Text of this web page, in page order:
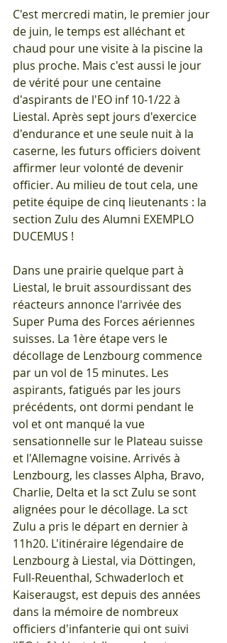
C'est mercredi matin, le premier jour
de juin, le temps est alléchant et
chaud pour une visite à la piscine la
plus proche. Mais c'est aussi le jour
de vérité pour une centaine
d'aspirants de l'EO inf 10-1/22 à
Liestal. Après sept jours d'exercice
d'endurance et une seule nuit à la
caserne, les futurs officiers doivent
affirmer leur volonté de devenir
officier. Au milieu de tout cela, une
petite équipe de cinq lieutenants : la
section Zulu des Alumni EXEMPLO
DUCEMUS !
Dans une prairie quelque part à
Liestal, le bruit assourdissant des
réacteurs annonce l'arrivée des
Super Puma des Forces aériennes
suisses. La 1ère étape vers le
décollage de Lenzbourg commence
par un vol de 15 minutes. Les
aspirants, fatigués par les jours
précédents, ont dormi pendant le
vol et ont manqué la vue
sensationnelle sur le Plateau suisse
et l'Allemagne voisine. Arrivés à
Lenzbourg, les classes Alpha, Bravo,
Charlie, Delta et la sct Zulu se sont
alignées pour le décollage. La sct
Zulu a pris le départ en dernier à
11h20. L'itinéraire légendaire de
Lenzbourg à Liestal, via Döttingen,
Full-Reuenthal, Schwaderloch et
Kaiseraugst, est depuis des années
dans la mémoire de nombreux
officiers d'infanterie qui ont suivi